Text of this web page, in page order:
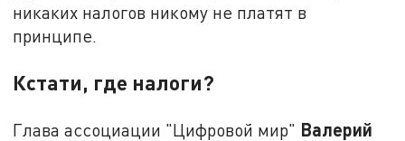
никаких налогов никому не платят в
принципе.
Кстати, где налоги?
Глава ассоциации "Цифровой мир" Валерий